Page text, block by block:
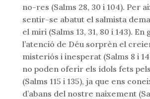
no-res (Salms 28, 30 i 104). Per
sentir-se abatut el salmista
el miri (Salms 13, 31, 80 i 143). En
l’atenció de Déu sorprèn el
misteriós i inesperat (Salms 8 i
no poden oferir els ídols fets
(Salms 115 i 135), ja que ens
d’abans del nostre naixement